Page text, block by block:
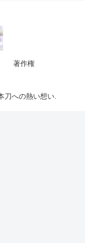
著作権
刀への熱い想い.